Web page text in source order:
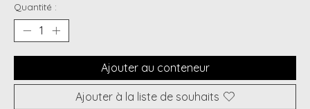
Quantité :
Ajouter au conteneur
Ajouter à la liste de souhaits